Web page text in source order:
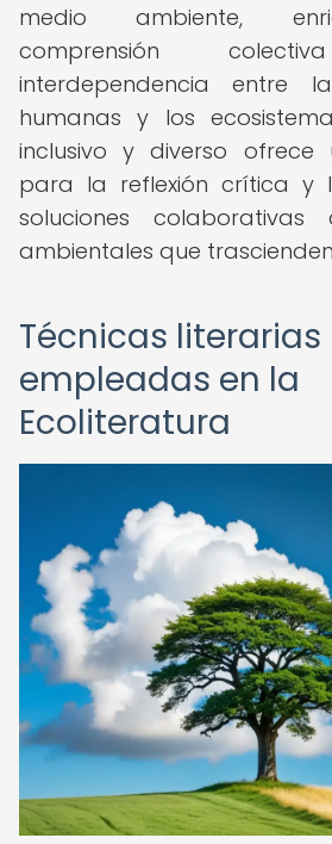
medio ambiente,
comprensión
interdependencia entre
humanas y los
inclusivo y diverso
para la reflexión crítica y
soluciones
ambientales que
Técnicas literarias
empleadas en la
Ecoliteratura